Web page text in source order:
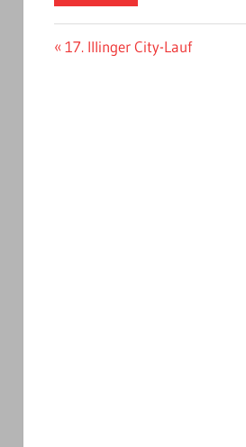
Beitragsnavigation
Vorheriger
17. Illinger City-Lauf